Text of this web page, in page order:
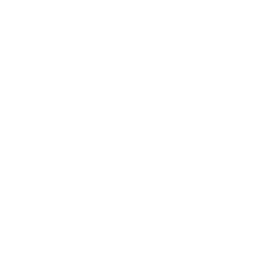
wir erneut einen
sehr schön und
der gut getarnt
wussten, wo wir zuerst
ein voller Erfolg,
Somit haben wir heute
Mal und sonnige
Absprache entschieden